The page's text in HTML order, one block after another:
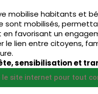
mobilise habitants et
mobilisés,
en favorisant un
lien entre citoyens,
sensibilisation et
le site internet pour tout